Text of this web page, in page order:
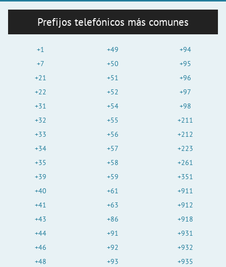
Prefijos telefónicos más comunes
+1
+7
+21
+22
+31
+32
+33
+34
+35
+39
+40
+41
+43
+44
+46
+48
+49
+50
+51
+52
+54
+55
+56
+57
+58
+59
+61
+63
+86
+91
+92
+93
+94
+95
+96
+97
+98
+211
+212
+223
+261
+351
+911
+912
+918
+931
+932
+935